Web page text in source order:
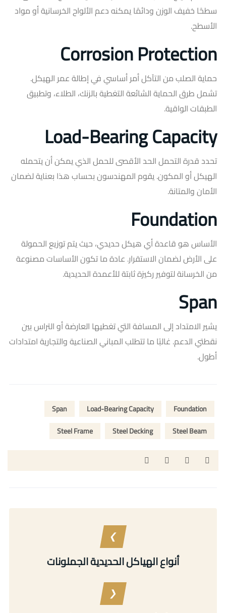
سطحًا خفيف الوزن ودائمًا يمكنه دعم الألواح الخرسانية أو مواد
الأسطح.
Corrosion Protection
حماية الصلب من التآكل أمر أساسي في إطالة عمر الهيكل.
تشمل طرق الحماية الشائعة التغطية بالزنك، الطلاء، وتطبيق
الطبقات الواقية.
Load-Bearing Capacity
تحدد قدرة التحمل الحد الأقصى للحمل الذي يمكن أن يتحمله
الهيكل أو المكون. يقوم المهندسون بحساب هذا بعناية لضمان
الأمان والمتانة.
Foundation
الأساس هو قاعدة أي هيكل حديدي، حيث يتم توزيع الحمولة
على الأرض لضمان الاستقرار. عادة ما تكون الأساسات مصنوعة
من الخرسانة لتوفير ركيزة ثابتة للأعمدة الحديدية.
Span
يشير الامتداد إلى المسافة التي تغطيها العارضة أو التراس بين
نقطتي الدعم. غالبًا ما تتطلب المباني الصناعية والتجارية امتدادات
أطول.
Foundation
Load-Bearing Capacity
Span
Steel Beam
Steel Decking
Steel Frame
أنواع الهياكل الحديدية الجملونات